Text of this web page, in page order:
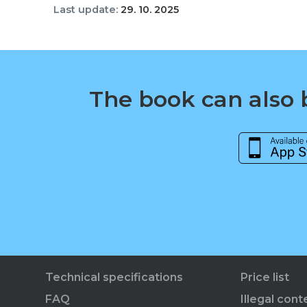
Last update:29. 10. 2025
The book can
Technical specifications
FAQ
Price list
Illegal